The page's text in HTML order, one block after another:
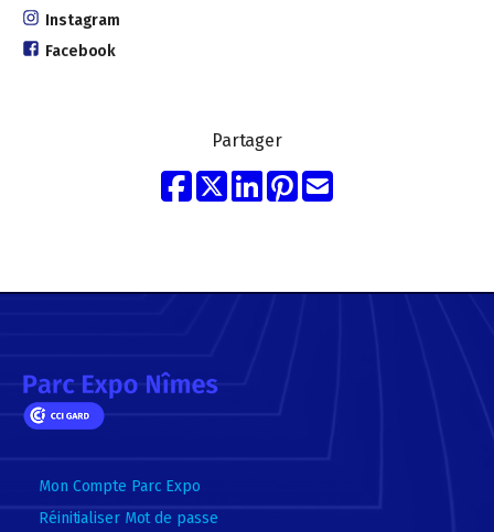
Instagram
Facebook
Partager
Mon Compte Parc Expo
Réinitialiser Mot de passe